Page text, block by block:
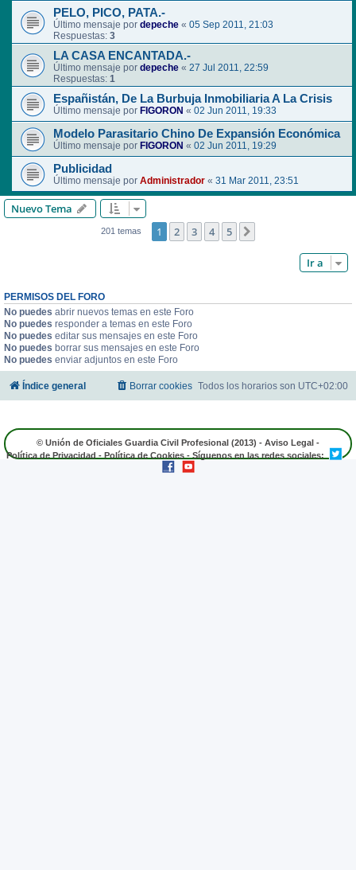
PELO, PICO, PATA.-
Último mensaje por depeche « 05 Sep 2011, 21:03
Respuestas: 3
LA CASA ENCANTADA.-
Último mensaje por depeche « 27 Jul 2011, 22:59
Respuestas: 1
Españistán, De La Burbuja Inmobiliaria A La Crisis
Último mensaje por FIGORON « 02 Jun 2011, 19:33
Modelo Parasitario Chino De Expansión Económica
Último mensaje por FIGORON « 02 Jun 2011, 19:29
Publicidad
Último mensaje por Administrador « 31 Mar 2011, 23:51
Nuevo Tema
201 temas 1 2 3 4 5
Ir a
PERMISOS DEL FORO
No puedes abrir nuevos temas en este Foro
No puedes responder a temas en este Foro
No puedes editar sus mensajes en este Foro
No puedes borrar sus mensajes en este Foro
No puedes enviar adjuntos en este Foro
Índice general Todos los horarios son UTC+02:00
Borrar cookies
© Unión de Oficiales Guardia Civil Profesional (2013) - Aviso Legal -
Política de Privacidad - Política de Cookies - Síguenos en las redes sociales: